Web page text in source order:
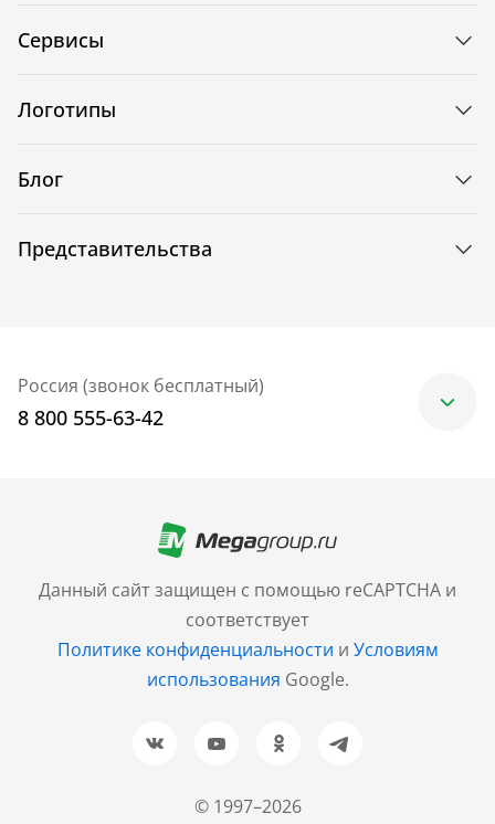
© 1997–2026
Данный сайт защищен с помощью reCAPTCHA и
соответствует
Политике конфиденциальности и Условиям
использования Google.
Сервисы
Логотипы
Блог
Представительства
Россия (звонок бесплатный)
8 800 555-63-42
+7 (499) 705-30-10
Санкт-Петербург
+7 (812) 600-77-33
Барнаул
+7 (961) 999-93-93
Новосибирск